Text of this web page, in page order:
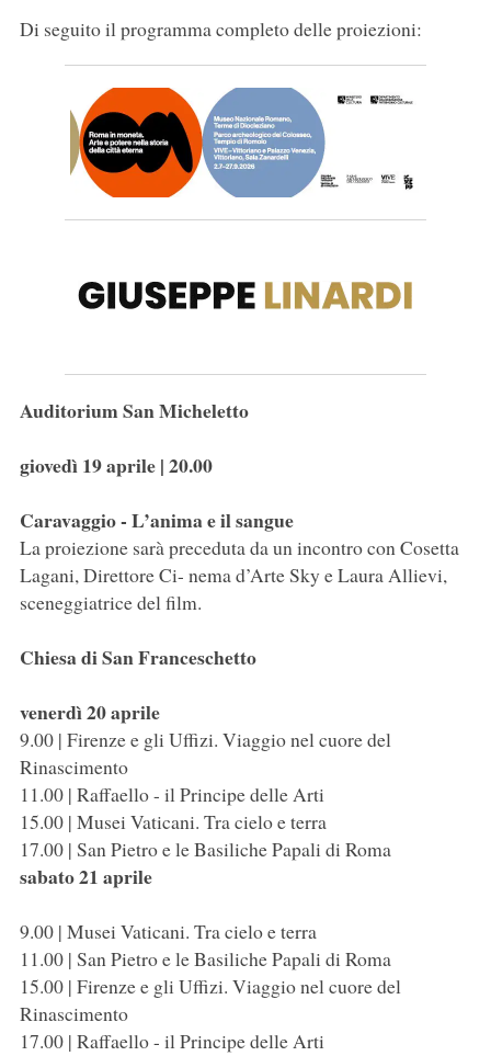
Di seguito il programma completo delle proiezioni:
Auditorium San Micheletto
giovedì 19 aprile | 20.00
Caravaggio - L’anima e il sangue
La proiezione sarà preceduta da un incontro con Cosetta
Lagani, Direttore Ci- nema d’Arte Sky e Laura Allievi,
sceneggiatrice del film.
Chiesa di San Franceschetto
venerdì 20 aprile
9.00 | Firenze e gli Uffizi. Viaggio nel cuore del
Rinascimento
11.00 | Raffaello - il Principe delle Arti
15.00 | Musei Vaticani. Tra cielo e terra
17.00 | San Pietro e le Basiliche Papali di Roma
sabato 21 aprile
9.00 | Musei Vaticani. Tra cielo e terra
11.00 | San Pietro e le Basiliche Papali di Roma
15.00 | Firenze e gli Uffizi. Viaggio nel cuore del
Rinascimento
17.00 | Raffaello - il Principe delle Arti